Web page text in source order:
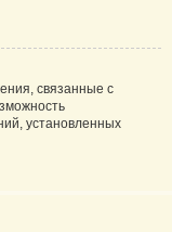
связанные с
установленных